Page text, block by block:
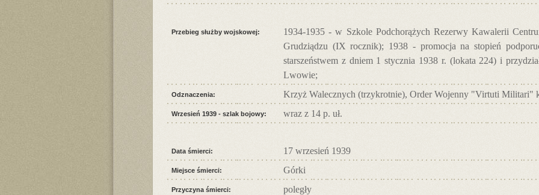
Przebieg służby wojskowej:
1934-1935 - w Szkole Podchorążych Rezerwy Kawalerii
Grudziądzu (IX rocznik); 1938 - promocja na stopień
starszeństwem z dniem 1 stycznia 1938 r. (lokata 224) i
Lwowie;
Odznaczenia: Krzyż Walecznych (trzykrotnie), Order Wojenny "Virtuti Militari"
Wrzesień 1939 - szlak bojowy: wraz z 14 p. uł.
Data śmierci: 17 wrzesień 1939
Miejsce śmierci: Górki
Przyczyna śmierci: poległy